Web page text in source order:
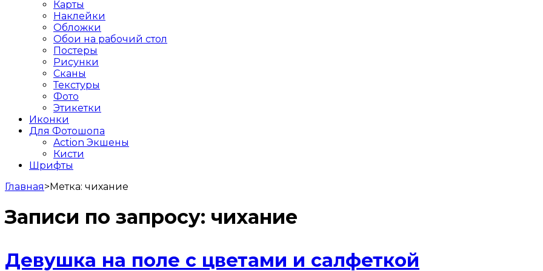
Карты
Наклейки
Обложки
Обои на рабочий стол
Постеры
Рисунки
Сканы
Текстуры
Фото
Этикетки
Иконки
Для Фотошопа
Action Экшены
Кисти
Шрифты
Главная>Метка: чихание
Записи по запросу: чихание
Девушка на поле с цветами и салфеткой